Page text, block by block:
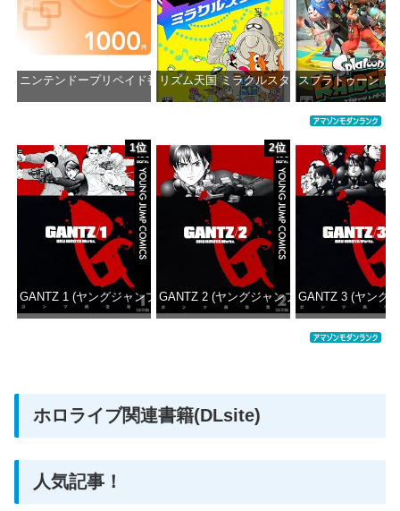
ニンテンドープリペイド番号 1000円|オンラインコード版
リズム天国 ミラクルスターズ -Switch
スプラトゥーン レ
1位
GANTZ 1 (ヤングジャンプコミックスDIGITAL)
2位
GANTZ 2 (ヤングジャンプコミックス
GANTZ 3 (ヤング
ホロライブ関連書籍(DLsite)
人気記事！